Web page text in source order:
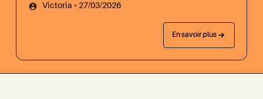
Victoria • 27/03/2026
En savoir plus